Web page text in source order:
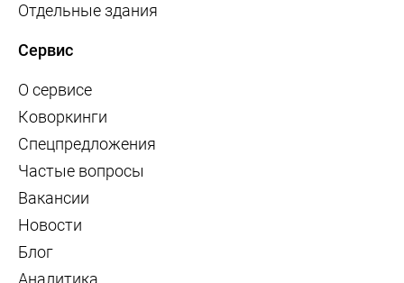
Отдельные здания
Сервис
О сервисе
Коворкинги
Спецпредложения
Частые вопросы
Вакансии
Новости
Блог
Аналитика